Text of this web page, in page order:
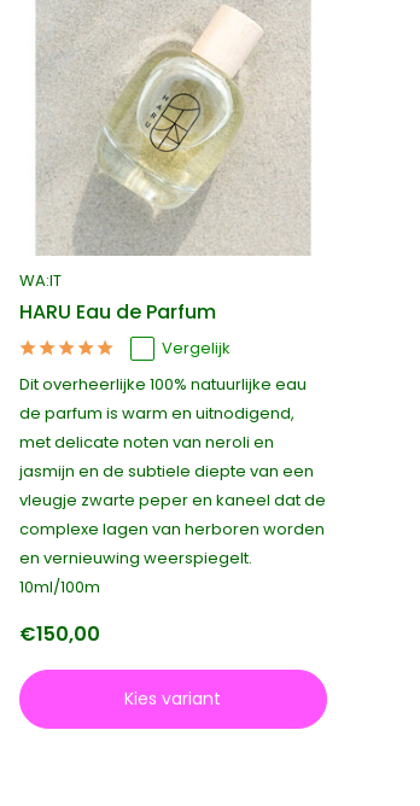
WA:IT
HARU Eau de Parfum
Vergelijk
Dit overheerlijke 100% natuurlijke eau
de parfum is warm en uitnodigend,
met delicate noten van neroli en
jasmijn en de subtiele diepte van een
vleugje zwarte peper en kaneel dat de
complexe lagen van herboren worden
en vernieuwing weerspiegelt.
10ml/100m
€150,00
Kies variant